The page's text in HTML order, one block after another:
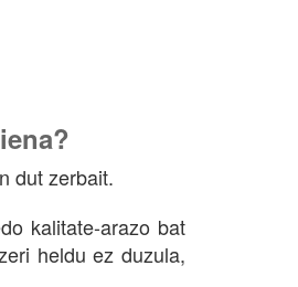
dut zerbait.
kalitate-arazo bat
heldu ez duzula,